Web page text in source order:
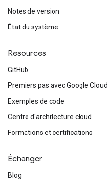
Notes de version
État du système
Resources
GitHub
Premiers pas avec Google Cloud
Exemples de code
Centre d'architecture cloud
Formations et certifications
Échanger
Blog